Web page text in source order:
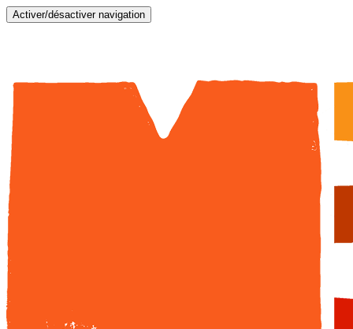
Activer/désactiver navigation